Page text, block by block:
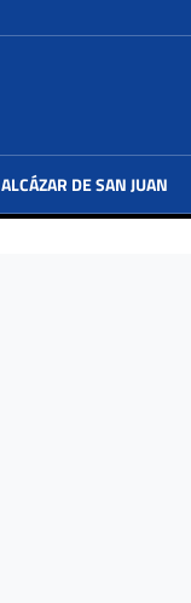
ALCÁZAR DE SAN JUAN